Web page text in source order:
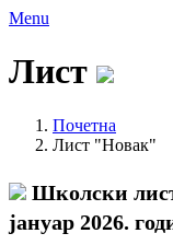
Menu
Лист
Почетна
Лист "Новак"
Школски
јануар 2026.